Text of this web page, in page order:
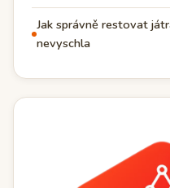
Jak správně restovat
nevyschla